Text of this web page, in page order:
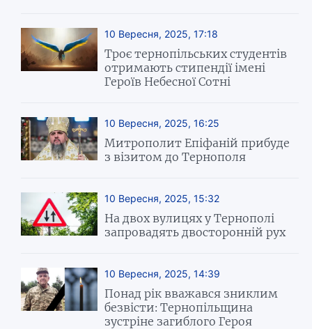
10 Вересня, 2025, 17:18
Троє тернопільських студентів
отримають стипендії імені
Героїв Небесної Сотні
10 Вересня, 2025, 16:25
Митрополит Епіфаній прибуде
з візитом до Тернополя
10 Вересня, 2025, 15:32
На двох вулицях у Тернополі
запровадять двосторонній рух
10 Вересня, 2025, 14:39
Понад рік вважався зниклим
безвісти: Тернопільщина
зустріне загиблого Героя